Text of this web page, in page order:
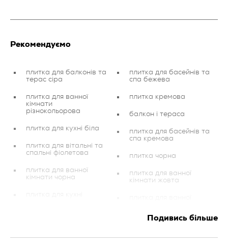
Рекомендуємо
плитка для балконів та
терас сіра
плитка для ванної
кімнати
різнокольорова
плитка для кухні біла
плитка для вітальні та
спальні фіолетова
плитка для ванної
кімнати чорна
плитка для вітальні та
плитка для басейнів та
спа бежева
плитка кремова
балкон і тераса
плитка для басейнів та
спа кремова
плитка чорна
плитка для ванної
кімнати жовта
плитка дляПодивись більше